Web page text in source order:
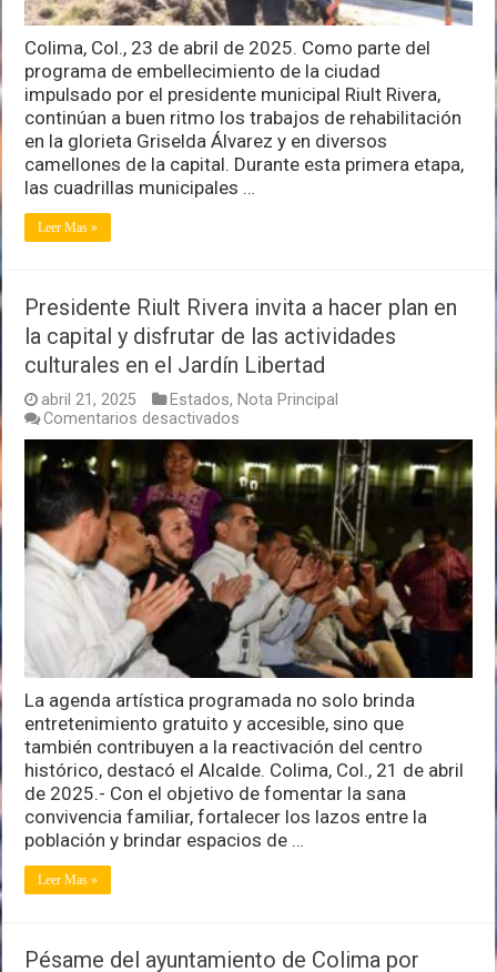
embellecimiento
urbano
Colima, Col., 23 de abril de 2025. Como parte del
programa de embellecimiento de la ciudad
impulsado por el presidente municipal Riult Rivera,
continúan a buen ritmo los trabajos de rehabilitación
en la glorieta Griselda Álvarez y en diversos
camellones de la capital. Durante esta primera etapa,
las cuadrillas municipales …
Leer Mas »
Presidente Riult Rivera invita a hacer plan en
la capital y disfrutar de las actividades
culturales en el Jardín Libertad
abril 21, 2025 Estados, Nota Principal
Comentarios desactivados
Presidente
Riult
Rivera
invita
a
hacer
plan
en
la
capital
y
disfrutar
de
las
actividades
culturales
el
Jardín
Libertad
La agenda artística programada no solo brinda
entretenimiento gratuito y accesible, sino que
también contribuyen a la reactivación del centro
histórico, destacó el Alcalde. Colima, Col., 21 de abril
de 2025.- Con el objetivo de fomentar la sana
convivencia familiar, fortalecer los lazos entre la
población y brindar espacios de …
Leer Mas »
Pésame del ayuntamiento de Colima por